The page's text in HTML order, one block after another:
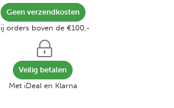
Geen verzendkosten
orders boven de €100,-
Veilig betalen
Met iDeal en Klarna